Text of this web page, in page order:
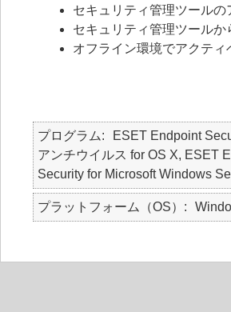
セキュリティ管理ツール
セキュリティ管理ツール
オフライン環境でアクテ
プログラム
ESET Endpoint
アンチウイルス for OS X, ESET
Security for Microsoft Windows
プラットフォーム（OS）